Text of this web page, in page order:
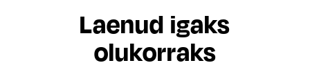
Laenud igaks
olukorraks